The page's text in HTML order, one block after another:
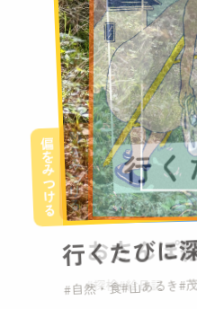
偏をみつける
行くたびに
#自然・食#山あるき#